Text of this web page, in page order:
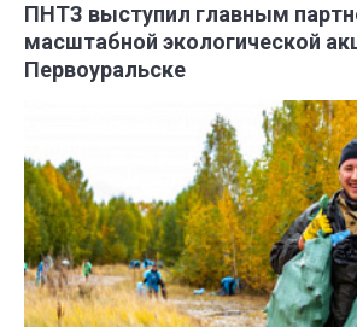
ПНТЗ выступил главным
масштабной экологической
Первоуральске